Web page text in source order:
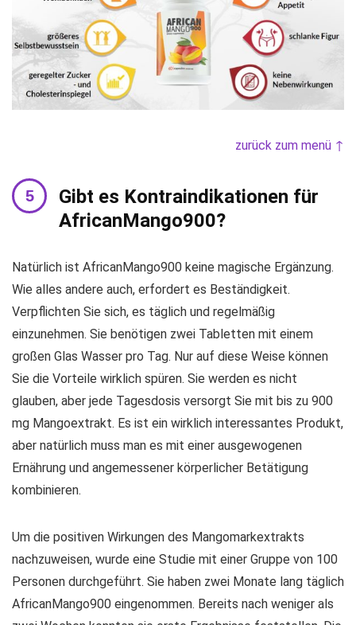
zurück zum menü ↑
Gibt es Kontraindikationen für
AfricanMango900?
Natürlich ist AfricanMango900 keine magische Ergänzung.
Wie alles andere auch, erfordert es Beständigkeit.
Verpflichten Sie sich, es täglich und regelmäßig
einzunehmen. Sie benötigen zwei Tabletten mit einem
großen Glas Wasser pro Tag. Nur auf diese Weise können
Sie die Vorteile wirklich spüren. Sie werden es nicht
glauben, aber jede Tagesdosis versorgt Sie mit bis zu 900
mg Mangoextrakt. Es ist ein wirklich interessantes Produkt,
aber natürlich muss man es mit einer ausgewogenen
Ernährung und angemessener körperlicher Betätigung
kombinieren.
Um die positiven Wirkungen des Mangomarkextrakts
nachzuweisen, wurde eine Studie mit einer Gruppe von 100
Personen durchgeführt. Sie haben zwei Monate lang täglich
AfricanMango900 eingenommen. Bereits nach weniger als